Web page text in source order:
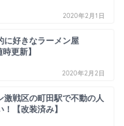
2020年2月1日
に好きなラーメン屋
更新】
2020年2月2日
激戦区の町田駅で不動の人
【改装済み】